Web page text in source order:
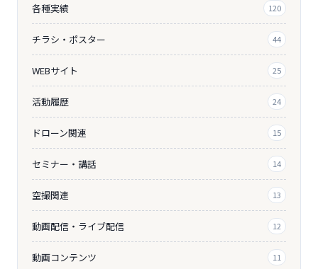
各種実績 120
チラシ・ポスター 44
WEBサイト 25
活動履歴 24
ドローン関連 15
セミナー・講話 14
空撮関連 13
動画配信・ライブ配信 12
動画コンテンツ 11